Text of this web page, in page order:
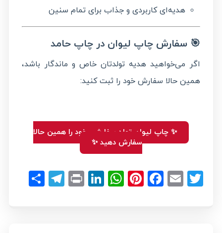
هدیه‌ای کاربردی و جذاب برای تمام سنین
🎯 سفارش چاپ لیوان در چاپ حامد
اگر می‌خواهید هدیه تولدتان خاص و ماندگار باشد،
همین حالا سفارش خود را ثبت کنید:
✨ چاپ لیوان تولد سفارشی خود را همین حالا
سفارش دهید ✨
Twitter
Email
Facebook
Pinterest
WhatsApp
LinkedIn
Print